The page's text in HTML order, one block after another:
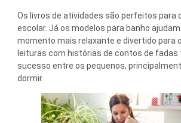
Os livros de atividades são perfeitos para
escolar. Já os modelos para banho
momento mais relaxante e divertido para
leituras com histórias de contos de fadas
sucesso entre os pequenos,
dormir.